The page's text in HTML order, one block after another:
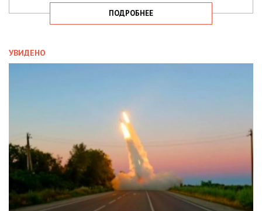
ПОДРОБНЕЕ
УВИДЕНО